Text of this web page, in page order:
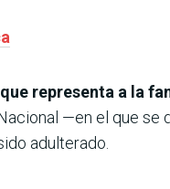
representa a la
—en el que se
adulterado.